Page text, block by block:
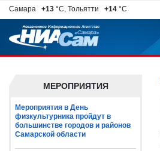
Самара +13 °C, Тольятти +14 °C
МЕРОПРИЯТИЯ
Мероприятия в День
физкультурника пройдут в
большинстве городов и районов
Самарской области